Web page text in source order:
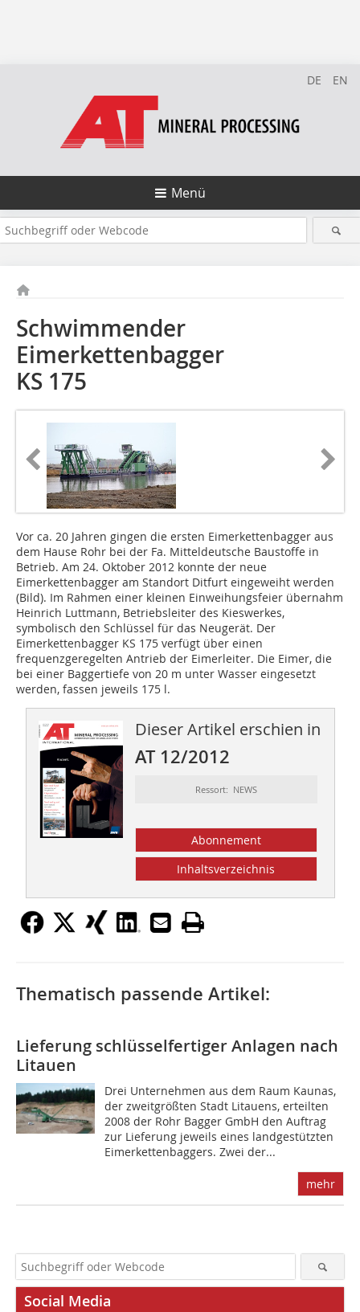
DE EN
Menü
Schwimmender
Eimerkettenbagger
KS 175
Vor ca. 20 Jahren gingen die ersten Eimerkettenbagger aus
dem Hause Rohr bei der Fa. Mitteldeutsche Baustoffe in
Betrieb. Am 24. Oktober 2012 konnte der neue
Eimerkettenbagger am Standort Ditfurt eingeweiht werden
(Bild). Im Rahmen einer kleinen Einweihungsfeier übernahm
Heinrich Luttmann, Betriebsleiter des Kieswerkes,
symbolisch den Schlüssel für das Neugerät. Der
Eimerkettenbagger KS 175 verfügt über einen
frequenzgeregelten Antrieb der Eimerleiter. Die Eimer, die
bei einer Baggertiefe von 20 m unter Wasser eingesetzt
werden, fassen jeweils 175 l.
Dieser Artikel erschien in
AT 12/2012
Ressort: NEWS
Abonnement
Inhaltsverzeichnis
Thematisch passende Artikel:
Lieferung schlüsselfertiger Anlagen nach
Litauen
Drei Unternehmen aus dem Raum Kaunas,
der zweitgrößten Stadt Litauens, erteilten
2008 der Rohr Bagger GmbH den Auftrag
zur Lieferung jeweils eines landgestützten
Eimerkettenbaggers. Zwei der...
mehr
Social Media